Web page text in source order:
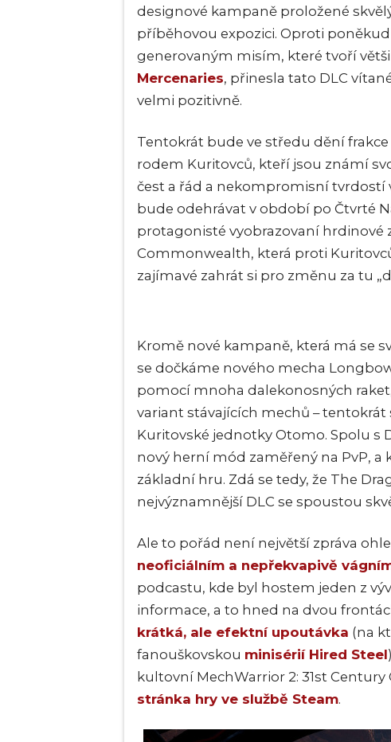
designové kampaně proložené
příběhovou expozici. Oproti
generovaným misím, které tvoří
Mercenaries, přinesla tato DLC
velmi pozitivně.
Tentokrát bude ve středu dění
rodem Kuritovců, kteří jsou známí
čest a řád a nekompromisní tvrdostí
bude odehrávat v období po Čtvrté
protagonisté vyobrazovaní hrdinové
Commonwealth, která proti
zajímavé zahrát si pro změnu za tu
Kromě nové kampaně, která má se
se dočkáme nového mecha
pomocí mnoha dalekonosných
variant stávajících mechů –
Kuritovské jednotky Otomo. Spolu s
nový herní mód zaměřený na PvP,
základní hru. Zdá se tedy, že The
nejvýznamnější DLC se spoustou
Ale to pořád není největší zpráva
neoficiálním a nepřekvapivě
podcastu, kde byl hostem jeden z
informace, a to hned na dvou
krátká, ale efektní upoutávka (na
fanouškovskou minisérií Hired Steel
kultovní MechWarrior 2: 31st
stránka hry ve službě Steam.